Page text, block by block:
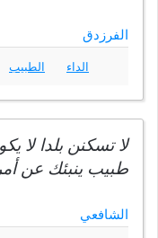
الفرزدق
الداء الطبيب
لا تسكنن بلدا لا
طبيب ينبئك عن
الشافعي